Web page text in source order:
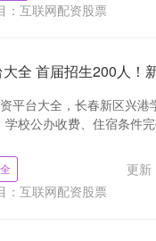
： 互联网配资股票
全 首届招生200人！
平台大全，长春新区兴
学校公办收费、住宿条件
更新
： 互联网配资股票